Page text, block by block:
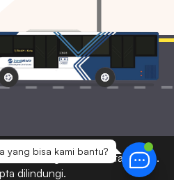
yang bisa kami bantu?
— Bagian dari Lestari Corp.
dilindungi.